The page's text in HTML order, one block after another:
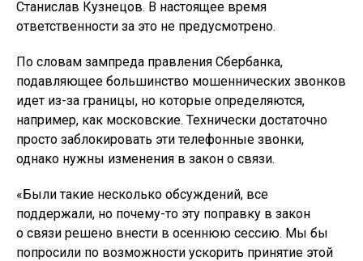
Станислав Кузнецов. В настоящее время
ответственности за это не предусмотрено.
По словам зампреда правления Сбербанка,
подавляющее большинство мошеннических звонков
идет из-за границы, но которые определяются,
например, как московские. Технически достаточно
просто заблокировать эти телефонные звонки,
однако нужны изменения в закон о связи.
«Были такие несколько обсуждений, все
поддержали, но почему-то эту поправку в закон
о связи решено внести в осеннюю сессию. Мы бы
попросили по возможности ускорить принятие этой